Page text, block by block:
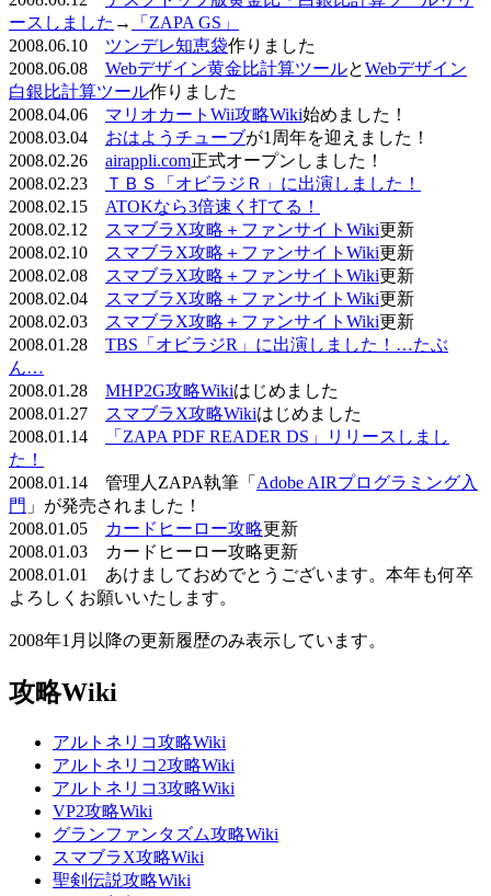
ースしました →
「ZAPA GS」
2008.06.10 ツンデレ知恵袋作りました
2008.06.08 Webデザイン黄金比計算ツールとWebデザイン
白銀比計算ツール作りました
2008.04.06 マリオカートWii攻略Wiki始めました！
2008.03.04 おはようチューブが1周年を迎えました！
2008.02.26 airappli.com正式オープンしました！
2008.02.23
ＴＢＳ「オビラジＲ」に出演しました！
2008.02.15 ATOKなら3倍速く打てる！
2008.02.12
スマブラX攻略＋ファンサイトWiki更新
2008.02.10
スマブラX攻略＋ファンサイトWiki更新
2008.02.08
スマブラX攻略＋ファンサイトWiki更新
2008.02.04
スマブラX攻略＋ファンサイトWiki更新
2008.02.03
スマブラX攻略＋ファンサイトWiki更新
2008.01.28 TBS「オビラジR」に出演しました！…たぶ
ん…
2008.01.28 MHP2G攻略Wikiはじめました
2008.01.27
スマブラX攻略Wikiはじめました
2008.01.14
「ZAPA PDF READER DS」リリースしまし
た！
2008.01.14 管理人ZAPA執筆「 Adobe AIRプログラミング入
門 」が発売されました！
2008.01.05
カードヒーロー攻略更新
2008.01.03 カードヒーロー攻略更新
2008.01.01 あけましておめでとうございます。本年も何卒
よろしくお願いいたします。
2008年1月以降の更新履歴のみ表示しています。
攻略Wiki
アルトネリコ攻略Wiki
アルトネリコ2攻略Wiki
アルトネリコ3攻略Wiki
VP2攻略Wiki
グランファンタズム攻略Wiki
スマブラX攻略Wiki
聖剣伝説攻略Wiki